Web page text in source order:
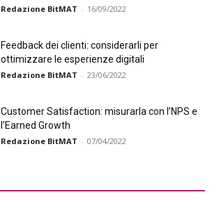
Redazione BitMAT - 16/09/2022
Feedback dei clienti: considerarli per
ottimizzare le esperienze digitali
Redazione BitMAT - 23/06/2022
Customer Satisfaction: misurarla con l’NPS e
l’Earned Growth
Redazione BitMAT - 07/04/2022